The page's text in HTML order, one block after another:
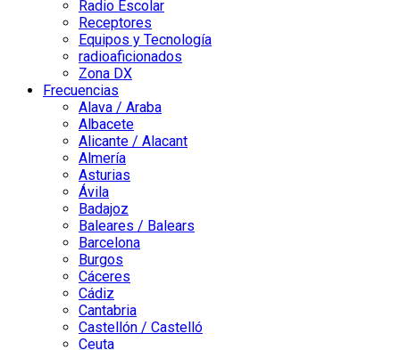
Radio Escolar
Receptores
Equipos y Tecnología
radioaficionados
Zona DX
Frecuencias
Alava / Araba
Albacete
Alicante / Alacant
Almería
Asturias
Ávila
Badajoz
Baleares / Balears
Barcelona
Burgos
Cáceres
Cádiz
Cantabria
Castellón / Castelló
Ceuta